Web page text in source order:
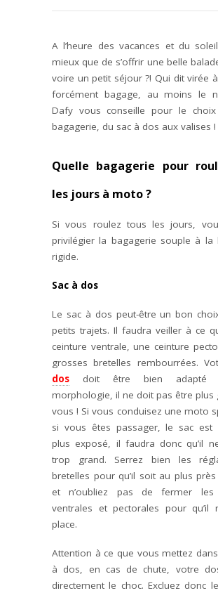
A l’heure des vacances et du
mieux que de s’offrir une belle
voire un petit séjour ?! Qui dit virée
forcément bagage, au moins le
Dafy vous conseille pour le
bagagerie, du sac à dos aux valises !
Quelle bagagerie pour
les jours à moto ?
Si vous roulez tous les jours,
privilégier la bagagerie souple à la
rigide.
Sac à dos
Le sac à dos peut-être un bon
petits trajets. Il faudra veiller à ce
ceinture ventrale, une ceinture
grosses bretelles rembourrées.
dos doit être bien adapté
morphologie, il ne doit pas être plus
vous ! Si vous conduisez une moto
si vous êtes passager, le sac est
plus exposé, il faudra donc qu’il
trop grand. Serrez bien les
bretelles pour qu’il soit au plus
et n’oubliez pas de fermer les
ventrales et pectorales pour qu’il
place.
Attention à ce que vous mettez
à dos, en cas de chute, votre
directement le choc. Excluez donc